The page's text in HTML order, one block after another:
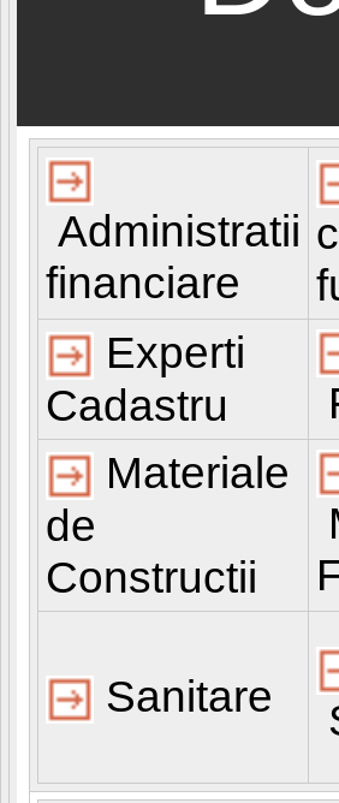
Administratii
financiare
Experti
Cadastru
Materiale
de
Constructii
Sanitare